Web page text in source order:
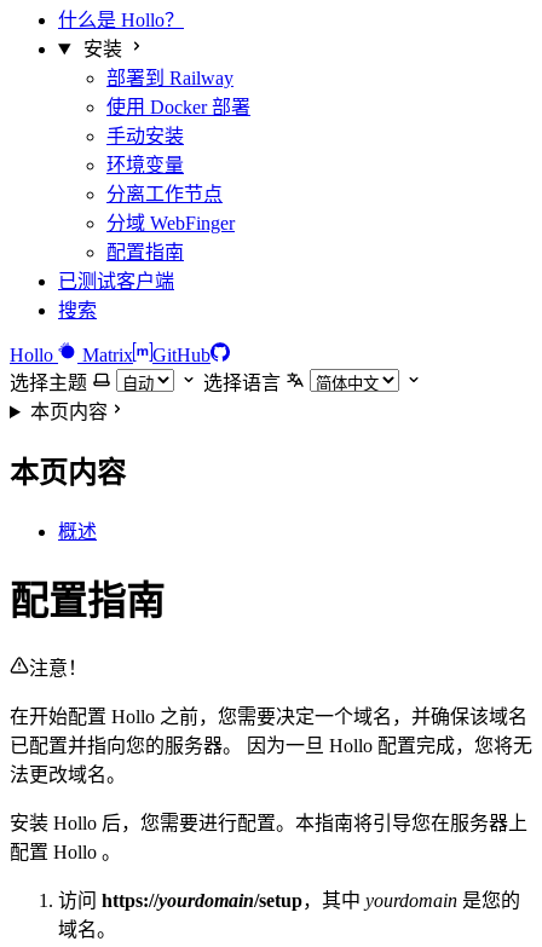
什么是 Hollo？
安装
部署到 Railway
使用 Docker 部署
手动安装
环境变量
分离工作节点
分域 WebFinger
配置指南
已测试客户端
搜索
Hollo Matrix
GitHub
选择主题
选择语言
本页内容
本页内容
概述
配置指南
注意！
在开始配置 Hollo 之前，您需要决定一个域名，并确保该域名
已配置并指向您的服务器。 因为一旦 Hollo 配置完成，您将无
法更改域名。
安装 Hollo 后，您需要进行配置。本指南将引导您在服务器上
配置 Hollo 。
访问 https://yourdomain/setup，其中 yourdomain 是您的
域名。